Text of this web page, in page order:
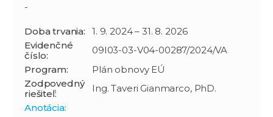
-
Doba trvania:
1. 9. 2024 – 31. 8. 2026
Evidenčné
číslo:
09I03-03-V04-00287/2024/VA
Program:
Plán obnovy EÚ
Zodpovedný
riešiteľ:
Ing. Taveri Gianmarco, PhD.
Anotácia: